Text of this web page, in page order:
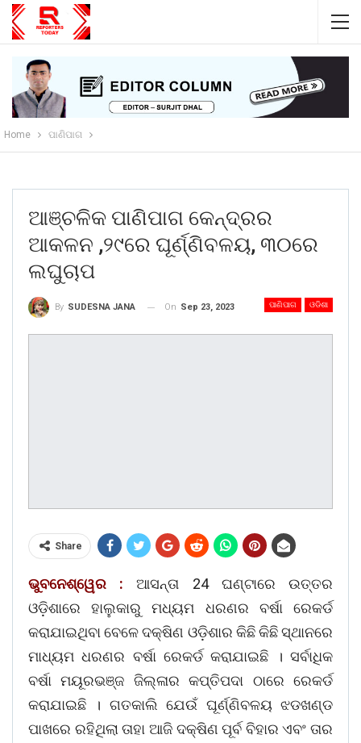
Home ପାଣିପାଗ
ଆଞ୍ଚଳିକ ପାଣିପାଗ କେନ୍ଦ୍ରର
ଆକଳନ ,୨୯ରେ ଘୂର୍ଣ୍ଣିବଳୟ, ୩୦ରେ
ଲଘୁଚାପ
ପାଣିପାଗ ଓଡିଶା
By SUDESNA JANA On Sep 23, 2023
Share
ଭୁବନେଶ୍ୱେର :
ଆସନ୍ତା 24 ଘଣ୍ଟାରେ ଉତ୍ତର
ଓଡ଼ିଶାରେ ହାଲୁକାରୁ ମଧ୍ୟମ ଧରଣର ବର୍ଷା ରେକର୍ଡ
କରାଯାଇଥିବା ବେଳେ ଦକ୍ଷିଣ ଓଡ଼ିଶାର କିଛି କିଛି ସ୍ଥାନରେ
ମାଧ୍ୟମ ଧରଣର ବର୍ଷା ରେକର୍ଡ କରାଯାଇଛି । ସର୍ବାଧିକ
ବର୍ଷା ମୟୂରଭଞ୍ଜ ଜିଲ୍ଳାର କପ୍ତିପଦା ଠାରେ ରେକର୍ଡ
କରାଯାଇଛି । ଗତକାଲି ଯେଉଁ ଘୂର୍ଣ୍ଣିବଳୟ ଝଡଖଣ୍ଡ
ପାଖରେ ରହିଥିଲା ତାହା ଆଜି ଦକ୍ଷିଣ ପୂର୍ବ ବିହାର ଏବଂ ତାର